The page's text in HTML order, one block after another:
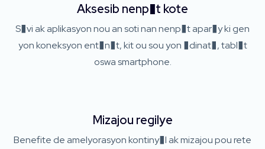
Aksesib nenp�t kote
S�vi ak aplikasyon nou an soti nan nenp�t apar�y ki gen
yon koneksyon ent�n�t, kit ou sou yon �dinat�, tabl�t
oswa smartphone.
Mizajou regilye
Benefite de amelyorasyon kontiny�l ak mizajou pou rete